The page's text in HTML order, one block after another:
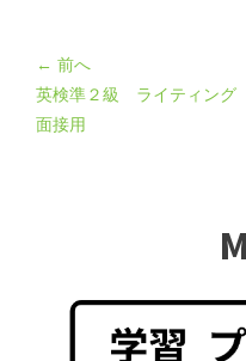
← 前へ
英検準２級 ライティング
面接用